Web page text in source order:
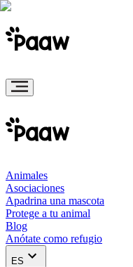
Animales
Asociaciones
Apadrina una mascota
Protege a tu animal
Blog
Anótate como refugio
ES